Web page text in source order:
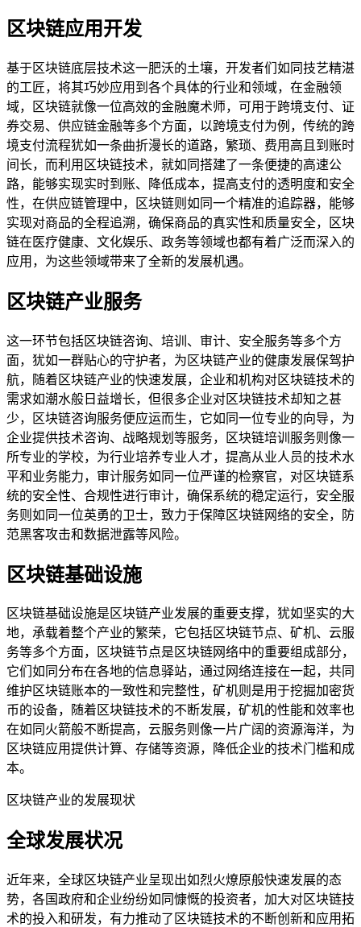
区块链应用开发
基于区块链底层技术这一肥沃的土壤，开发者们如同技艺精湛
的工匠，将其巧妙应用到各个具体的行业和领域，在金融领
域，区块链就像一位高效的金融魔术师，可用于跨境支付、证
券交易、供应链金融等多个方面，以跨境支付为例，传统的跨
境支付流程犹如一条曲折漫长的道路，繁琐、费用高且到账时
间长，而利用区块链技术，就如同搭建了一条便捷的高速公
路，能够实现实时到账、降低成本，提高支付的透明度和安全
性，在供应链管理中，区块链则如同一个精准的追踪器，能够
实现对商品的全程追溯，确保商品的真实性和质量安全，区块
链在医疗健康、文化娱乐、政务等领域也都有着广泛而深入的
应用，为这些领域带来了全新的发展机遇。
区块链产业服务
这一环节包括区块链咨询、培训、审计、安全服务等多个方
面，犹如一群贴心的守护者，为区块链产业的健康发展保驾护
航，随着区块链产业的快速发展，企业和机构对区块链技术的
需求如潮水般日益增长，但很多企业对区块链技术却知之甚
少，区块链咨询服务便应运而生，它如同一位专业的向导，为
企业提供技术咨询、战略规划等服务，区块链培训服务则像一
所专业的学校，为行业培养专业人才，提高从业人员的技术水
平和业务能力，审计服务如同一位严谨的检察官，对区块链系
统的安全性、合规性进行审计，确保系统的稳定运行，安全服
务则如同一位英勇的卫士，致力于保障区块链网络的安全，防
范黑客攻击和数据泄露等风险。
区块链基础设施
区块链基础设施是区块链产业发展的重要支撑，犹如坚实的大
地，承载着整个产业的繁荣，它包括区块链节点、矿机、云服
务等多个方面，区块链节点是区块链网络中的重要组成部分，
它们如同分布在各地的信息驿站，通过网络连接在一起，共同
维护区块链账本的一致性和完整性，矿机则是用于挖掘加密货
币的设备，随着区块链技术的不断发展，矿机的性能和效率也
在如同火箭般不断提高，云服务则像一片广阔的资源海洋，为
区块链应用提供计算、存储等资源，降低企业的技术门槛和成
本。
区块链产业的发展现状
全球发展状况
近年来，全球区块链产业呈现出如烈火燎原般快速发展的态
势，各国政府和企业纷纷如同慷慨的投资者，加大对区块链技
术的投入和研发，有力推动了区块链技术的不断创新和应用拓